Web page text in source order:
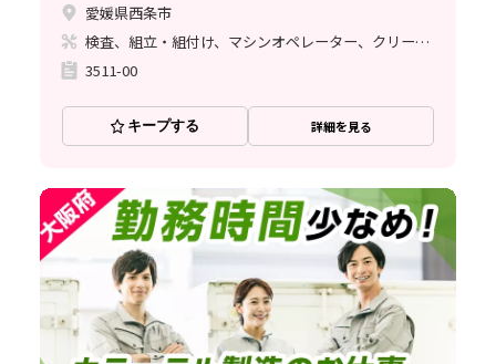
愛媛県西条市
検査、組立・組付け、マシンオペレーター、クリーンルーム
3511-00
キープする 詳細を見る